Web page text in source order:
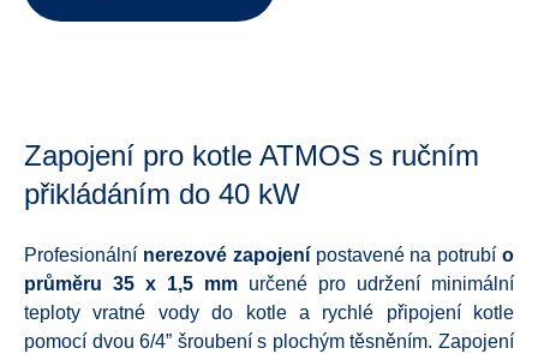
Zapojení pro kotle ATMOS s ručním
přikládáním do 40 kW
Profesionální nerezové zapojenípostavené na potrubío
průměru 35 x 1,5 mm určené pro udržení minimální
teploty vratné vody do kotle a rychlé připojení kotle
pomocí dvou 6/4” šroubení s plochým těsněním. Zapojení